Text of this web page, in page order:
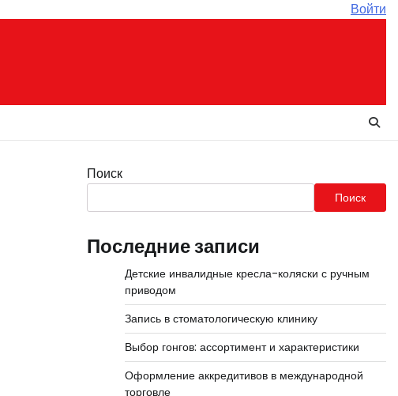
Войти
Поиск
Поиск
Последние записи
Детские инвалидные кресла-коляски с ручным
приводом
Запись в стоматологическую клинику
Выбор гонгов: ассортимент и характеристики
Оформление аккредитивов в международной
торговле